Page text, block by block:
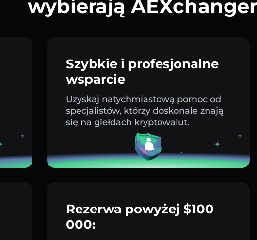
wybierają
Szybkie i profesjonalne
wsparcie
Uzyskaj natychmiastową pomoc od
specjalistów, którzy doskonale znają
się na giełdach kryptowalut.
Rezerwa powyżej $100
000: